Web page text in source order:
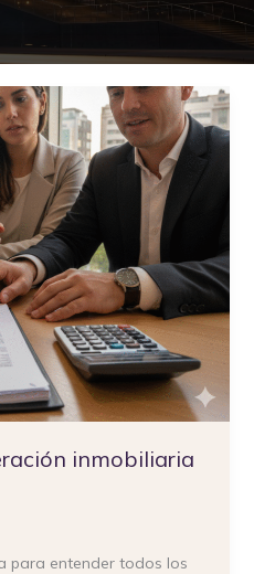
inmobiliaria
para entender todos los